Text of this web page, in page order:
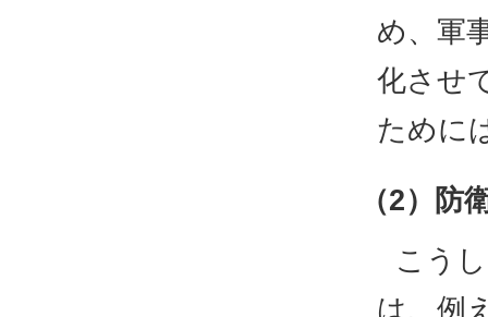
め、軍
化させ
ために
（2）防
こう
は、例